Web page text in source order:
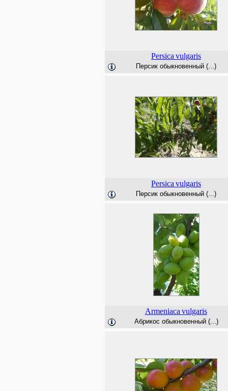
Persica vulgaris
Персик обыкновенный (...)
Persica vulgaris
Персик обыкновенный (...)
Armeniaca vulgaris
Абрикос обыкновенный (...)